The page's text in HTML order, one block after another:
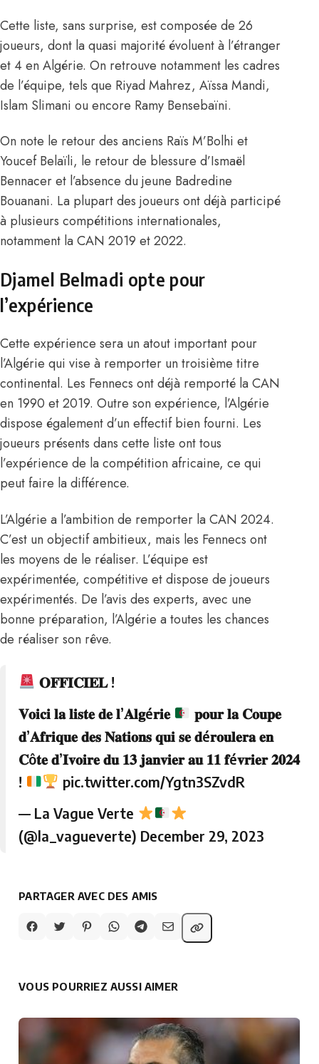
Cette liste, sans surprise, est composée de 26
joueurs, dont la quasi majorité évoluent à l’étranger
et 4 en Algérie. On retrouve notamment les cadres
de l’équipe, tels que Riyad Mahrez, Aïssa Mandi,
Islam Slimani ou encore Ramy Bensebaïni.
On note le retour des anciens Raïs M’Bolhi et
Youcef Belaïli, le retour de blessure d’Ismaël
Bennacer et l’absence du jeune Badredine
Bouanani. La plupart des joueurs ont déjà participé
à plusieurs compétitions internationales,
notamment la CAN 2019 et 2022.
Djamel Belmadi opte pour
l’expérience
Cette expérience sera un atout important pour
l’Algérie qui vise à remporter un troisième titre
continental. Les Fennecs ont déjà remporté la CAN
en 1990 et 2019. Outre son expérience, l’Algérie
dispose également d’un effectif bien fourni. Les
joueurs présents dans cette liste ont tous
l’expérience de la compétition africaine, ce qui
peut faire la différence.
L’Algérie a l’ambition de remporter la CAN 2024.
C’est un objectif ambitieux, mais les Fennecs ont
les moyens de le réaliser. L’équipe est
expérimentée, compétitive et dispose de joueurs
expérimentés. De l’avis des experts, avec une
bonne préparation, l’Algérie a toutes les chances
de réaliser son rêve.
𝐎𝐅𝐅𝐈𝐂𝐈𝐄𝐋 !
𝐕𝐨𝐢𝐜𝐢 𝐥𝐚 𝐥𝐢𝐬𝐭𝐞 𝐝𝐞 𝐥’𝐀𝐥𝐠é𝐫𝐢𝐞
𝐩𝐨𝐮𝐫 𝐥𝐚 𝐂𝐨𝐮𝐩𝐞
𝐝’𝐀𝐟𝐫𝐢𝐪𝐮𝐞 𝐝𝐞𝐬 𝐍𝐚𝐭𝐢𝐨𝐧𝐬 𝐪𝐮𝐢 𝐬𝐞 𝐝é𝐫𝐨𝐮𝐥𝐞𝐫𝐚 𝐞𝐧
𝐂ô𝐭𝐞 𝐝’𝐈𝐯𝐨𝐢𝐫𝐞 𝐝𝐮 𝟏𝟑 𝐣𝐚𝐧𝐯𝐢𝐞𝐫 𝐚𝐮 𝟏𝟏 𝐟é𝐯𝐫𝐢𝐞𝐫 𝟐𝟎𝟐𝟒
!
pic.twitter.com/Ygtn3SZvdR
— La Vague Verte
(@la_vagueverte) December 29, 2023
PARTAGER AVEC DES AMIS
VOUS POURRIEZ AUSSI AIMER